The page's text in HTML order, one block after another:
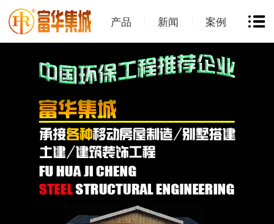
产品 新闻 案例